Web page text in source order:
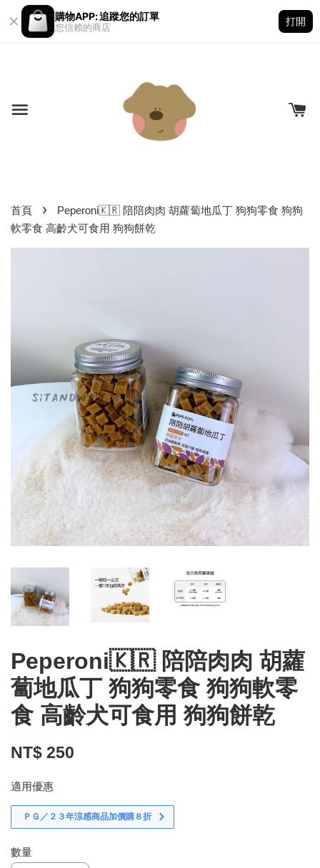
購物APP: 追蹤您的訂單
您信賴的商店
打開
首頁 ›
Peperoni🇰🇷 陪陪肉肉 胡蘿蔔地瓜丁 狗狗零食 狗狗
軟零食 高齡犬可食用 狗狗餅乾
Peperoni🇰🇷 陪陪肉肉 胡蘿
蔔地瓜丁 狗狗零食 狗狗軟零
食 高齡犬可食用 狗狗餅乾
NT$ 250
適用優惠
ＰＧ／２３年涼感商品加價購８折
數量